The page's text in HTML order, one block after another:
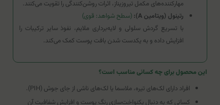
مهارکننده‌های مکمل تیروزیناز، اثرات روشن‌کنندگی را تقویت می‌کنند.
رتینول (ویتامین A):
(سطح شواهد: قوی)
با تسریع گردش سلولی و لایه‌برداری ملایم، نفوذ سایر ترکیبات را
افزایش داده و به یکدست شدن بافت پوست کمک می‌کند.
این محصول برای چه کسانی مناسب است؟
افراد دارای لک‌های تیره، ملاسما یا لک‌های ناشی از جای جوش (PIH).
کسانی که به دنبال یکنواخت‌سازی رنگ پوست و افزایش شفافیت آن